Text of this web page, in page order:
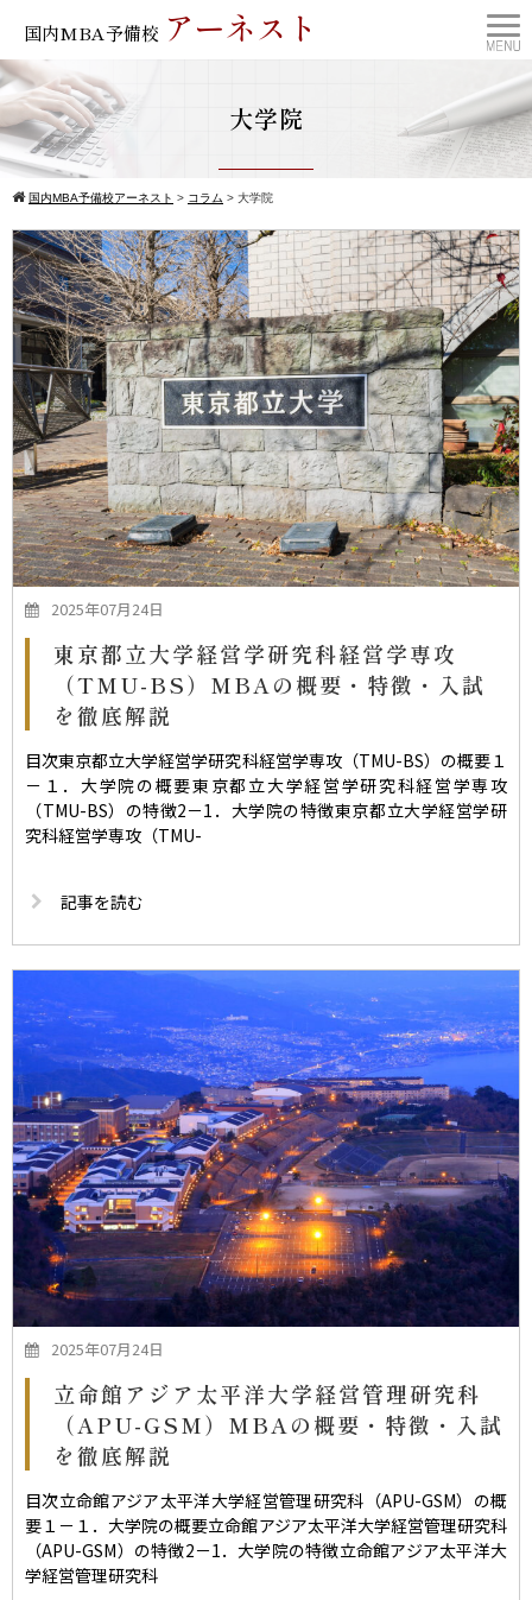
国内MBA予備校 アーネスト
大学院
国内MBA予備校アーネスト > コラム > 大学院
2025年07月24日
東京都立大学経営学研究科経営学専攻
（TMU-BS）MBAの概要・特徴・入試
を徹底解説
目次東京都立大学経営学研究科経営学専攻（TMU-BS）の概要１
－１．大学院の概要東京都立大学経営学研究科経営学専攻
（TMU-BS）の特徴2－1．大学院の特徴東京都立大学経営学研
究科経営学専攻（TMU-
記事を読む
2025年07月24日
立命館アジア太平洋大学経営管理研究科
（APU-GSM）MBAの概要・特徴・入試
を徹底解説
目次立命館アジア太平洋大学経営管理研究科（APU-GSM）の概
要１－１．大学院の概要立命館アジア太平洋大学経営管理研究科
（APU-GSM）の特徴2－1．大学院の特徴立命館アジア太平洋大
学経営管理研究科